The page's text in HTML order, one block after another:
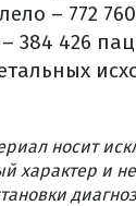
– 772
384 426
носит
характер и